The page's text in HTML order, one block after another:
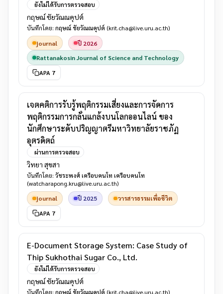
ยังไม่ได้รับการตรวจสอบ
กฤษณ์ ชัยวัณณคุปต์
บันทึกโดย: กฤษณ์ ชัยวัณณคุปต์ (krit.cha@live.uru.ac.th)
journal
ปี 2026
Rattanakosin Journal of Science and Technology
APA 7
เจตคติการรับรู้พฤติกรรมเสี่ยงและการจัดการ
พฤติกรรมการกลั่นแกล้งบนโลกออนไลน์ ของ
นักศึกษาระดับปริญญาตรีมหาวิทยาลัยราชภัฏ
อุตรดิตถ์
ผ่านการตรวจสอบ
วิทยา สุขสา
บันทึกโดย: วัชระพงศ์ เครือบคนโท เครือบคนโท
(watcharapong.kru@live.uru.ac.th)
journal
ปี 2025
วารสารธรรมเพื่อชีวิต
APA 7
E-Document Storage System: Case Study of
Thip Sukhothai Sugar Co., Ltd.
ยังไม่ได้รับการตรวจสอบ
กฤษณ์ ชัยวัณณคุปต์
บันทึกโดย: กฤษณ์ ชัยวัณณคุปต์ (krit.cha@live.uru.ac.th)